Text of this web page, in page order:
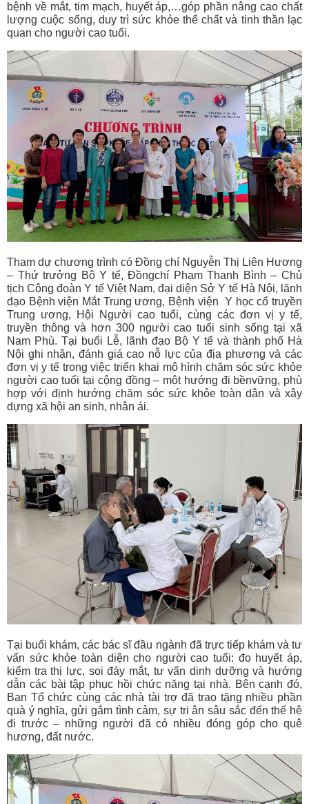
bệnh về mắt, tim mạch, huyết áp,…góp phần nâng cao chất
lượng cuộc sống, duy trì sức khỏe thể chất và tinh thần lạc
quan cho người cao tuổi.
Tham dự chương trình có Đồng chí Nguyễn Thị Liên Hương
– Thứ trưởng Bộ Y tế, Đồngchí Phạm Thanh Bình – Chủ
tịch Công đoàn Y tế Việt Nam, đại diện Sở Y tế Hà Nội, lãnh
đạo Bệnh viện Mắt Trung ương, Bệnh viện Y học cổ truyền
Trung ương, Hội Người cao tuổi, cùng các đơn vị y tế,
truyền thông và hơn 300 người cao tuổi sinh sống tại xã
Nam Phù. Tại buổi Lễ, lãnh đạo Bộ Y tế và thành phố Hà
Nội ghi nhận, đánh giá cao nỗ lực của địa phương và các
đơn vị y tế trong việc triển khai mô hình chăm sóc sức khỏe
người cao tuổi tại cộng đồng – một hướng đi bềnvững, phù
hợp với định hướng chăm sóc sức khỏe toàn dân và xây
dựng xã hội an sinh, nhân ái.
Tại buổi khám, các bác sĩ đầu ngành đã trực tiếp khám và tư
vấn sức khỏe toàn diện cho người cao tuổi: đo huyết áp,
kiểm tra thị lực, soi đáy mắt, tư vấn dinh dưỡng và hướng
dẫn các bài tập phục hồi chức năng tại nhà. Bên cạnh đó,
Ban Tổ chức cùng các nhà tài trợ đã trao tặng nhiều phần
quà ý nghĩa, gửi gắm tình cảm, sự tri ân sâu sắc đến thế hệ
đi trước – những người đã có nhiều đóng góp cho quê
hương, đất nước.